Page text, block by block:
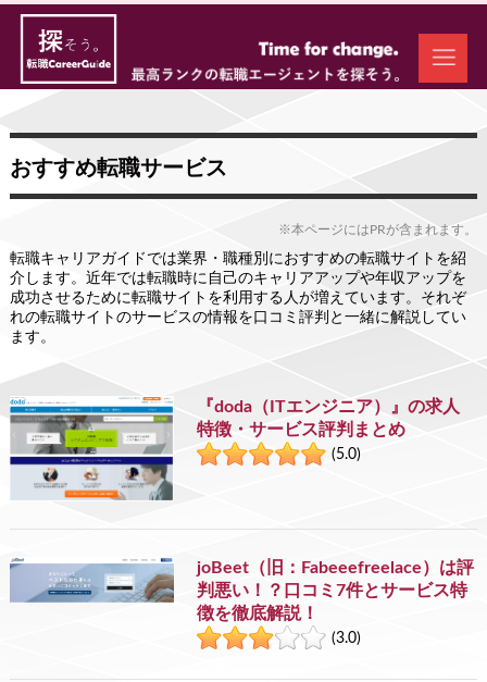
おすすめ転職サービス
※本ページにはPRが含まれます。
転職キャリアガイドでは業界・職種別におすすめの転職サイトを紹
介します。近年では転職時に自己のキャリアアップや年収アップを
成功させるために転職サイトを利用する人が増えています。それぞ
れの転職サイトのサービスの情報を口コミ評判と一緒に解説してい
ます。
『doda（ITエンジニア）』の求人
特徴・サービス評判まとめ
(5.0)
joBeet（旧：Fabeeefreelace）は評
判悪い！？口コミ7件とサービス特
徴を徹底解説！
(3.0)